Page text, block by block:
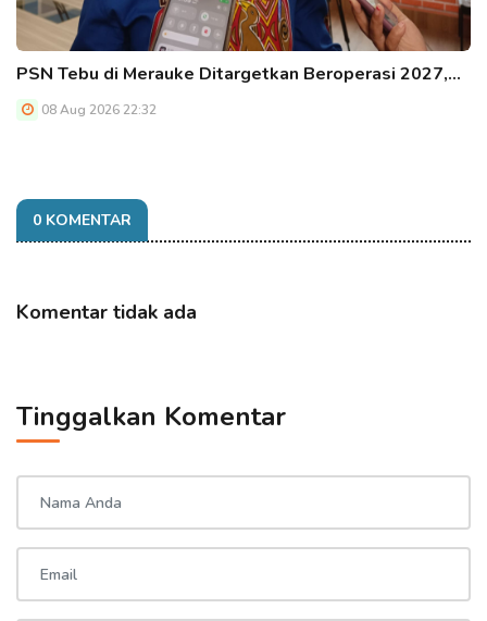
PSN Tebu di Merauke Ditargetkan Beroperasi 2027,…
08 Aug 2026 22:32
0 KOMENTAR
Komentar tidak ada
Tinggalkan Komentar